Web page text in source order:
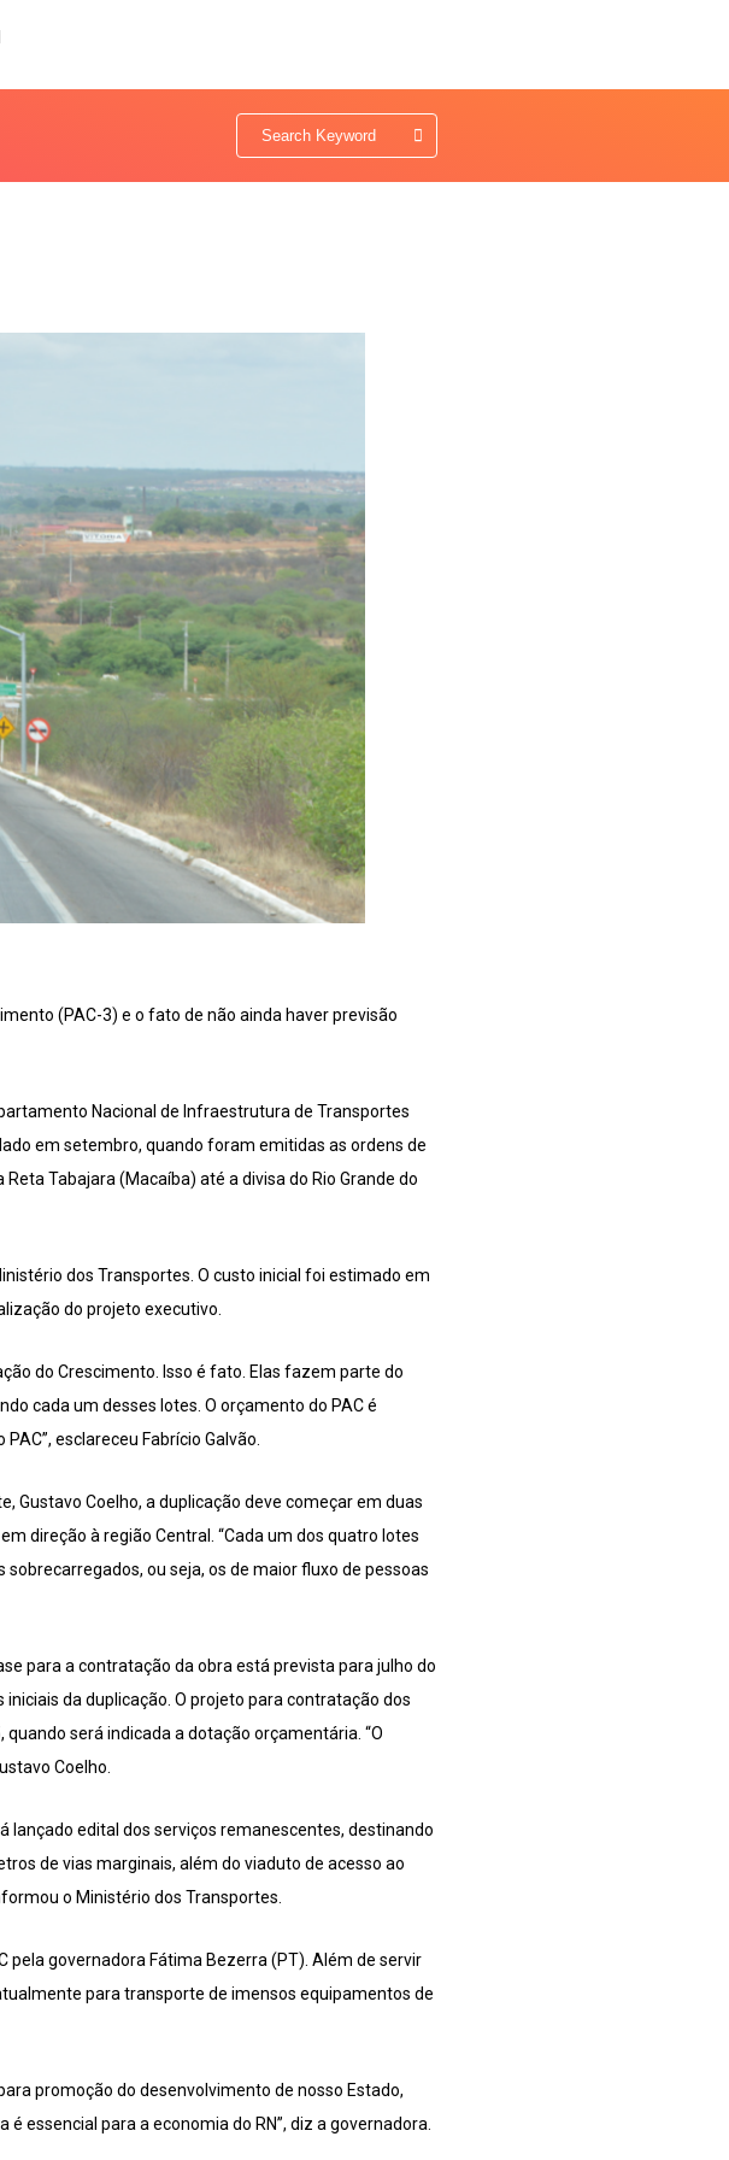
(PAC-3) e o fato de não ainda haver previsão
Nacional de Infraestrutura de Transportes
em setembro, quando foram emitidas as ordens de
Tabajara (Macaíba) até a divisa do Rio Grande do
dos Transportes. O custo inicial foi estimado em
do projeto executivo.
do Crescimento. Isso é fato. Elas fazem parte do
cada um desses lotes. O orçamento do PAC é
esclareceu Fabrício Galvão.
Gustavo Coelho, a duplicação deve começar em duas
direção à região Central. “Cada um dos quatro lotes
ou seja, os de maior fluxo de pessoas
para a contratação da obra está prevista para julho do
da duplicação. O projeto para contratação dos
será indicada a dotação orçamentária. “O
Coelho.
lançado edital dos serviços remanescentes, destinando
de vias marginais, além do viaduto de acesso ao
o Ministério dos Transportes.
pela governadora Fátima Bezerra (PT). Além de servir
para transporte de imensos equipamentos de
promoção do desenvolvimento de nosso Estado,
essencial para a economia do RN”, diz a governadora.